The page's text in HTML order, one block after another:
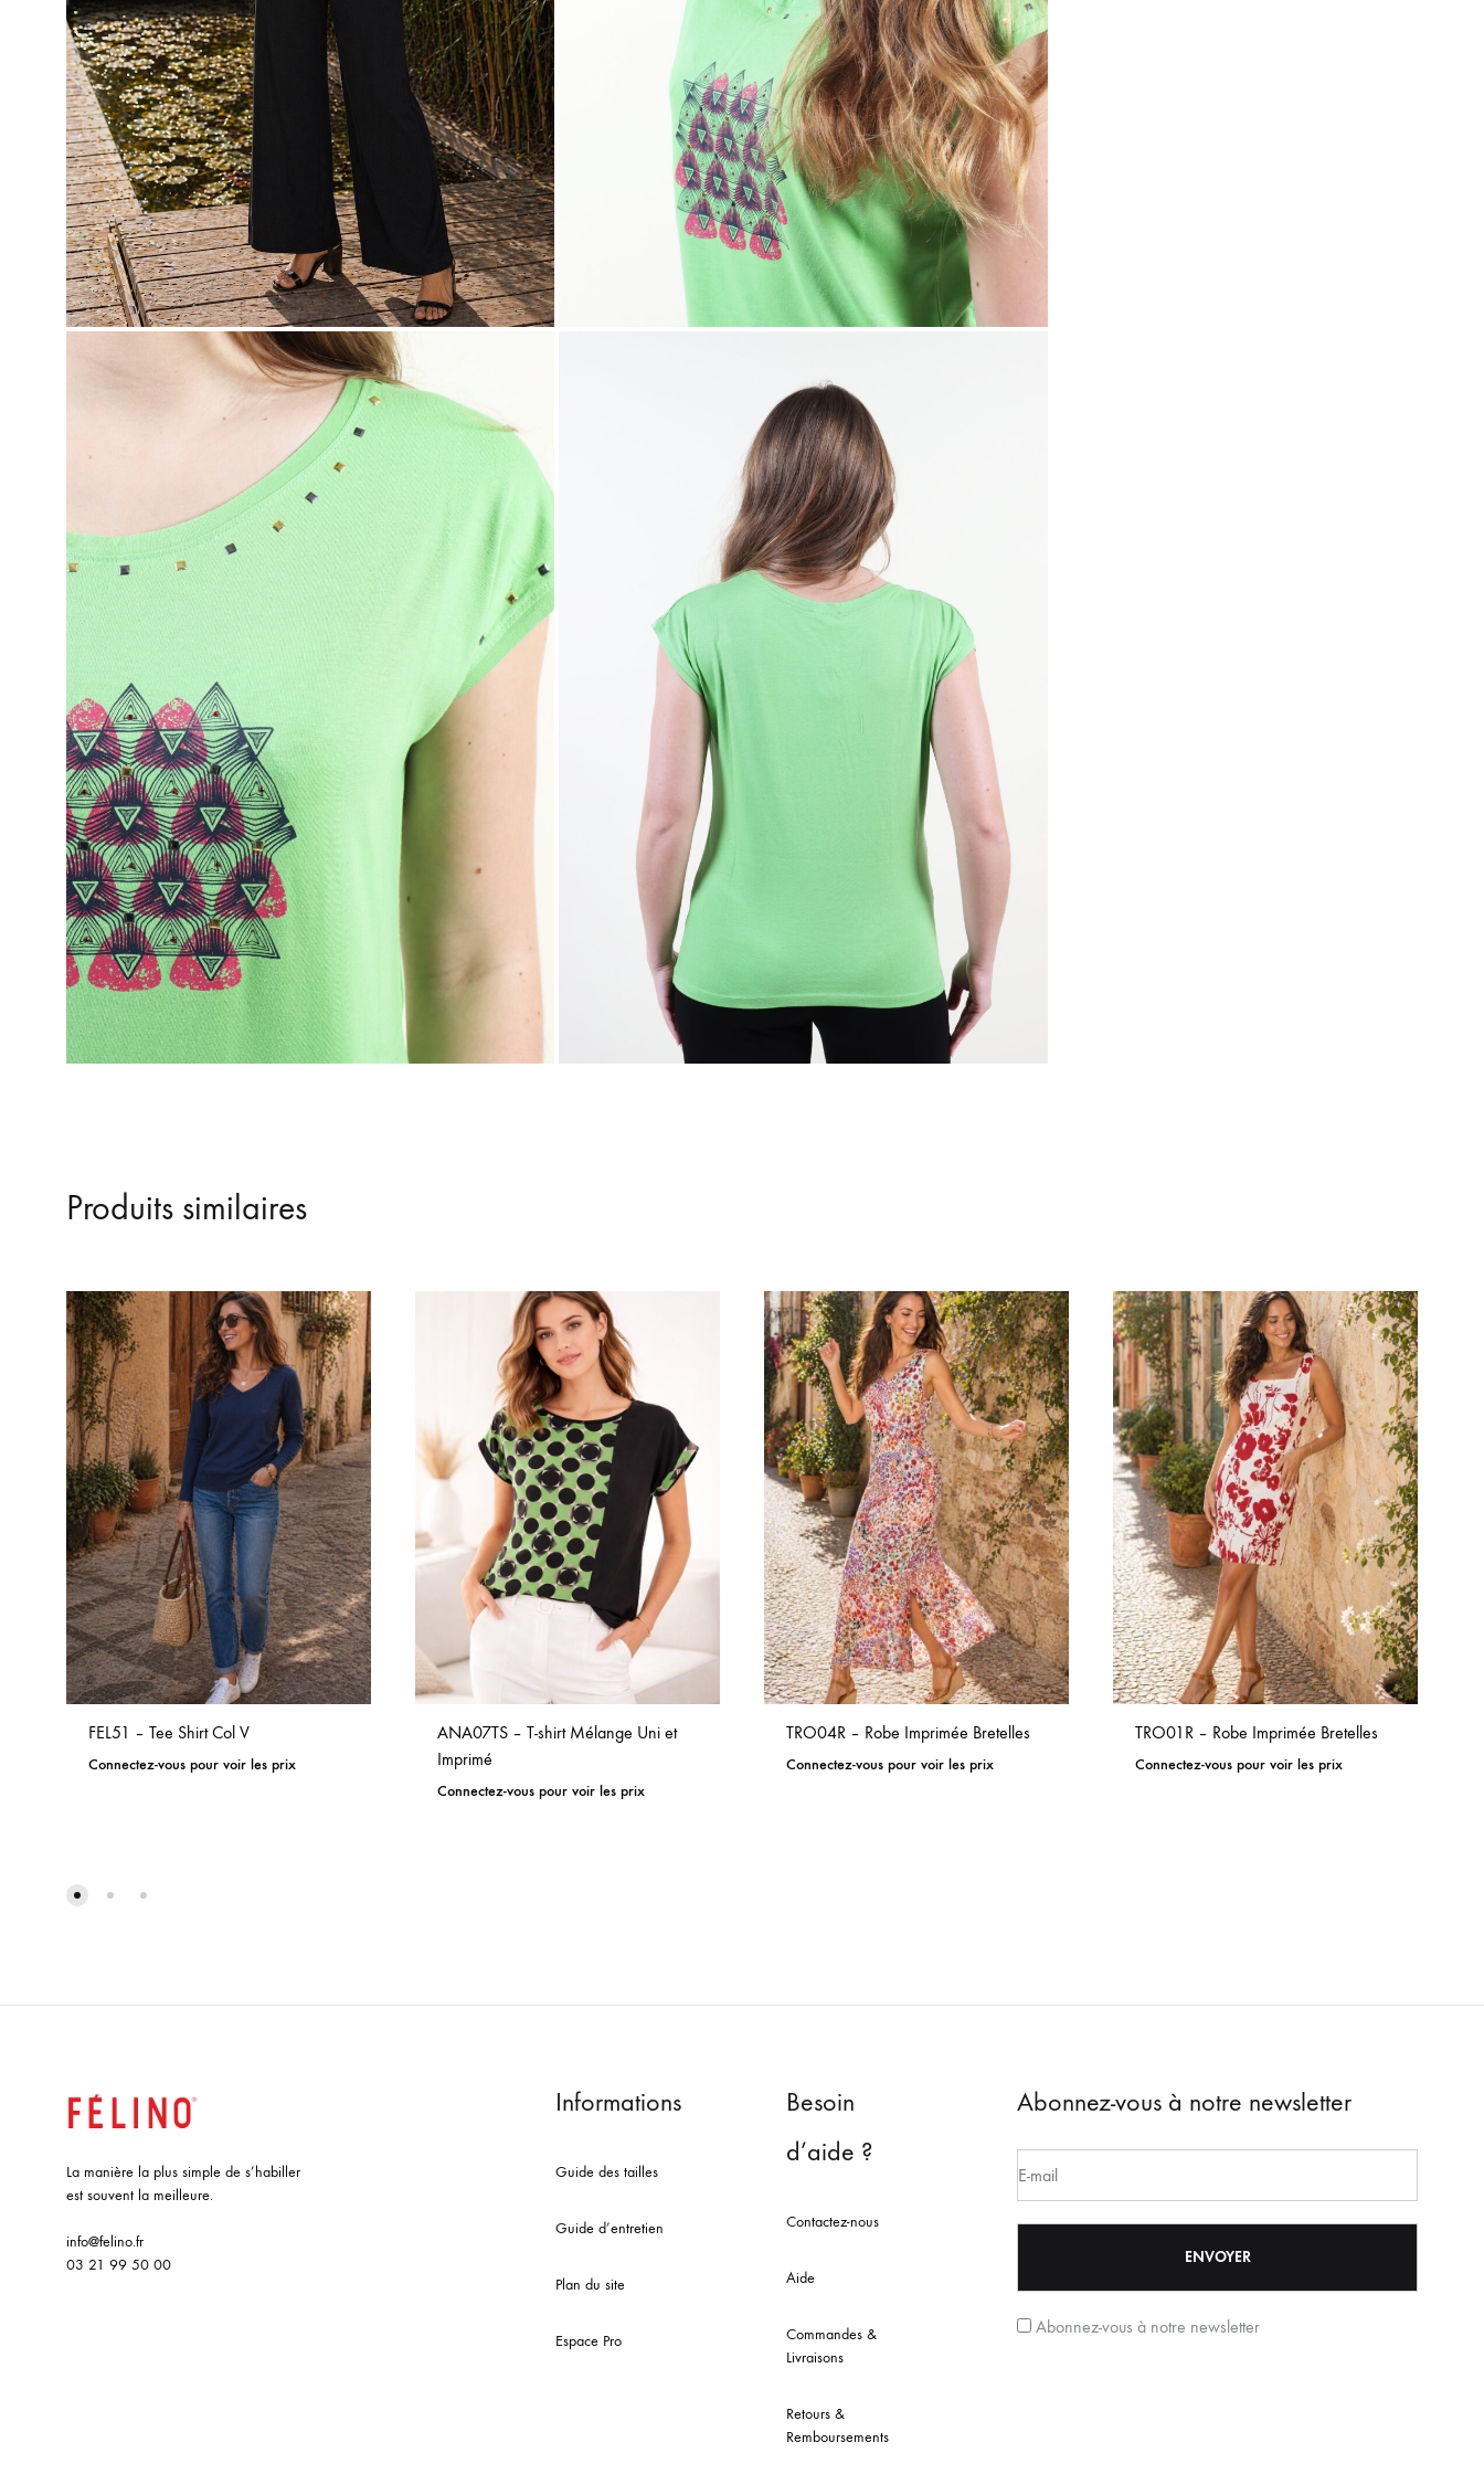
Produits similaires
FEL51 – Tee Shirt Col V
Connectez-vous pour voir les prix
ANA07TS – T-shirt Mélange Uni et
Imprimé
Connectez-vous pour voir les prix
TRO04R – Robe Imprimée Bretelles
Connectez-vous pour voir les prix
TRO01R – Robe Imprimée Bretelles
Connectez-vous pour voir les prix
La manière la plus simple de s’habiller
est souvent la meilleure.
info@felino.fr
03 21 99 50 00
Informations
Guide des tailles
Guide d’entretien
Plan du site
Espace Pro
Besoin
d’aide ?
Contactez-nous
Aide
Commandes &
Livraisons
Retours &
Remboursements
Abonnez-vous à notre newsletter
Abonnez-vous à notre newsletter